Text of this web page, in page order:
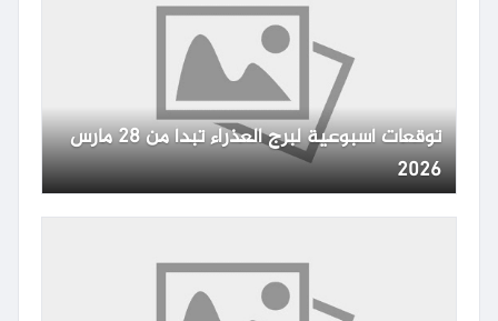
توقعات أسبوعية لبرج العذراء تبدأ من 28 مارس
2026